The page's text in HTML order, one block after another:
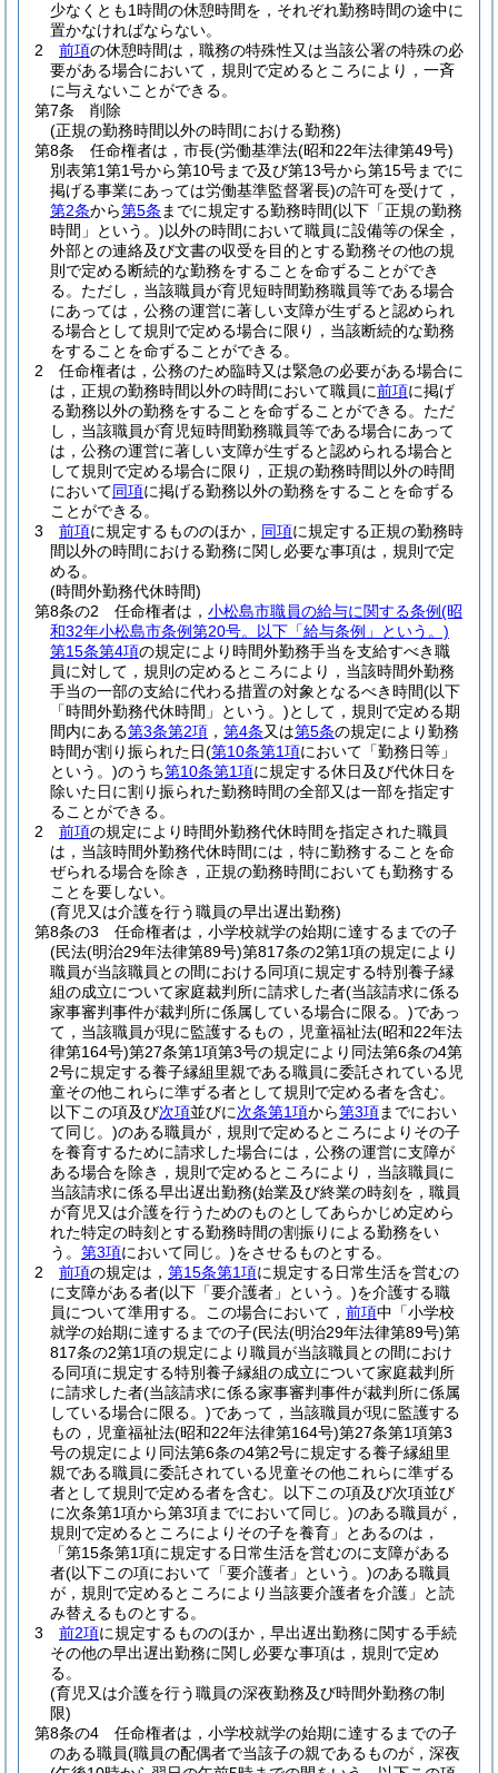
少なくとも1時間の休憩時間を，それぞれ勤務時間の途中に
置かなければならない。
2
前項の休憩時間は，職務の特殊性又は当該公署の特殊の必
要がある場合において，規則で定めるところにより，一斉
に与えないことができる。
第7条
削除
(正規の勤務時間以外の時間における勤務)
第8条
任命権者は，市長(労働基準法(昭和22年法律第49号)
別表第1第1号から第10号まで及び第13号から第15号までに
掲げる事業にあっては労働基準監督署長)の許可を受けて，
第2条から第5条 までに規定する勤務時間(以下「正規の勤務
時間」という。)以外の時間において職員に設備等の保全，
外部との連絡及び文書の収受を目的とする勤務その他の規
則で定める断続的な勤務をすることを命ずることができ
る。 ただし，当該職員が育児短時間勤務職員等である場合
にあっては，公務の運営に著しい支障が生ずると認められ
る場合として規則で定める場合に限り，当該断続的な勤務
をすることを命ずることができる。
2
任命権者は，公務のため臨時又は緊急の必要がある場合に
は，正規の勤務時間以外の時間において職員に前項に掲げ
る勤務以外の勤務をすることを命ずることができる。 ただ
し，当該職員が育児短時間勤務職員等である場合にあって
は，公務の運営に著しい支障が生ずると認められる場合と
して規則で定める場合に限り，正規の勤務時間以外の時間
において同項に掲げる勤務以外の勤務をすることを命ずる
ことができる。
3
前項に規定するもののほか， 同項に規定する正規の勤務時
間以外の時間における勤務に関し必要な事項は，規則で定
める。
(時間外勤務代休時間)
第8条の2
任命権者は， 小松島市職員の給与に関する条例(昭
和32年小松島市条例第20号。以下「給与条例」という。)
第15条第4項の規定により時間外勤務手当を支給すべき職
員に対して，規則の定めるところにより，当該時間外勤務
手当の一部の支給に代わる措置の対象となるべき時間(以下
「時間外勤務代休時間」という。)として，規則で定める期
間内にある第3条第2項 ， 第4条又は第5条の規定により勤務
時間が割り振られた日(第10条第1項において「勤務日等」
という。)のうち第10条第1項に規定する休日及び代休日を
除いた日に割り振られた勤務時間の全部又は一部を指定す
ることができる。
2
前項の規定により時間外勤務代休時間を指定された職員
は，当該時間外勤務代休時間には，特に勤務することを命
ぜられる場合を除き，正規の勤務時間においても勤務する
ことを要しない。
(育児又は介護を行う職員の早出遅出勤務)
第8条の3
任命権者は，小学校就学の始期に達するまでの子
(民法(明治29年法律第89号)第817条の2第1項の規定により
職員が当該職員との間における同項に規定する特別養子縁
組の成立について家庭裁判所に請求した者(当該請求に係る
家事審判事件が裁判所に係属している場合に限る。)であっ
て，当該職員が現に監護するもの，児童福祉法(昭和22年法
律第164号)第27条第1項第3号の規定により同法第6条の4第
2号に規定する養子縁組里親である職員に委託されている児
童その他これらに準ずる者として規則で定める者を含む。
以下この項及び次項並びに次条第1項から第3項までにおい
て同じ。)のある職員が，規則で定めるところによりその子
を養育するために請求した場合には，公務の運営に支障が
ある場合を除き，規則で定めるところにより，当該職員に
当該請求に係る早出遅出勤務(始業及び終業の時刻を，職員
が育児又は介護を行うためのものとしてあらかじめ定めら
れた特定の時刻とする勤務時間の割振りによる勤務をい
う。 第3項において同じ。)をさせるものとする。
2
前項の規定は， 第15条第1項に規定する日常生活を営むの
に支障がある者(以下「要介護者」という。)を介護する職
員について準用する。
この場合において， 前項中「小学校
就学の始期に達するまでの子(民法(明治29年法律第89号)第
817条の2第1項の規定により職員が当該職員との間におけ
る同項に規定する特別養子縁組の成立について家庭裁判所
に請求した者(当該請求に係る家事審判事件が裁判所に係属
している場合に限る。)であって，当該職員が現に監護する
もの，児童福祉法(昭和22年法律第164号)第27条第1項第3
号の規定により同法第6条の4第2号に規定する養子縁組里
親である職員に委託されている児童その他これらに準ずる
者として規則で定める者を含む。以下この項及び次項並び
に次条第1項から第3項までにおいて同じ。)のある職員が，
規則で定めるところによりその子を養育」とあるのは，
「第15条第1項に規定する日常生活を営むのに支障がある
者(以下この項において「要介護者」という。)のある職員
が，規則で定めるところにより当該要介護者を介護」と読
み替えるものとする。
3
前2項に規定するもののほか，早出遅出勤務に関する手続
その他の早出遅出勤務に関し必要な事項は，規則で定め
る。
(育児又は介護を行う職員の深夜勤務及び時間外勤務の制
限)
第8条の4
任命権者は，小学校就学の始期に達するまでの子
のある職員(職員の配偶者で当該子の親であるものが，深夜